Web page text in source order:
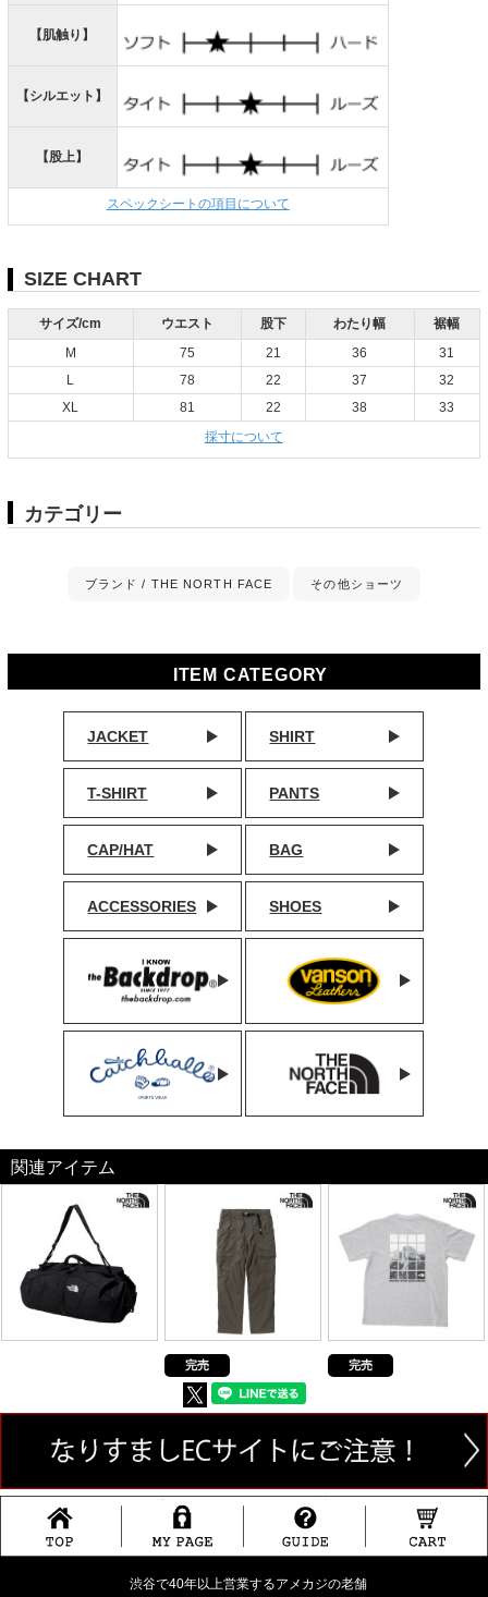
【肌触り】
【シルエット】
【股上】
スペックシートの項目について
SIZE CHART
サイズ/cm ウエスト 股下 わたり幅
裾幅
M
75 21 36
31
L
78 22 37
32
XL
81 22 38
33
採寸について
カテゴリー
ブランド / THE NORTH FACE その他ショーツ
ITEM CATEGORY
JACKET SHIRT
T-SHIRT PANTS
CAP/HAT BAG
ACCESSORIES SHOES
関連アイテム
完売 完売
渋谷で40年以上営業するアメカジの老舗